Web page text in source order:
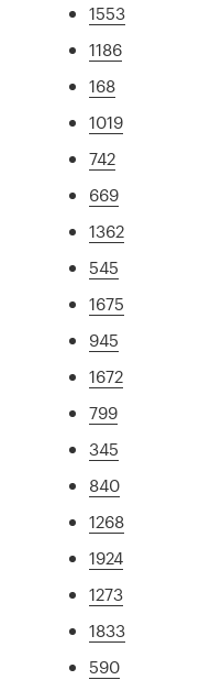
1553
1186
168
1019
742
669
1362
545
1675
945
1672
799
345
840
1268
1924
1273
1833
590